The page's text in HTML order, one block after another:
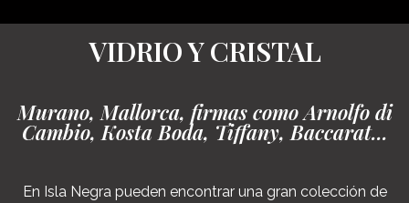
VIDRIO Y CRISTAL
Murano, Mallorca, firmas como Arnolfo di
Cambio, Kosta Boda, Tiffany, Baccarat...
En Isla Negra pueden encontrar una gran colección de